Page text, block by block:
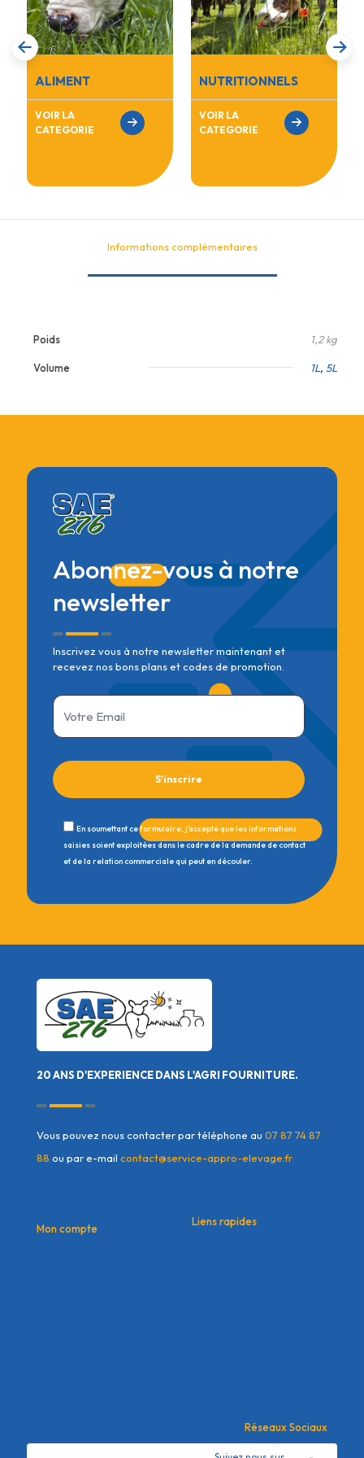
ALIMENT
VOIR LA
CATEGORIE
NUTRITIONNELS
VOIR LA
CATEGORIE
Informations complémentaires
Poids 1,2 kg
Volume 1L, 5L
Abonnez-vous à notre
newsletter
Inscrivez vous à notre newsletter maintenant et
recevez nos bons plans et codes de promotion.
En soumettant ce formulaire, j'accepte que les informations
saisies soient exploitées dans le cadre de la demande de contact
et de la relation commerciale qui peut en découler.
20 ANS D'EXPERIENCE DANS L'AGRI FOURNITURE.
Vous pouvez nous contacter par téléphone au 07 87 74 87
88 ou par e-mail contact@service-appro-elevage.fr
Mon compte
Liens rapides
Réseaux Sociaux